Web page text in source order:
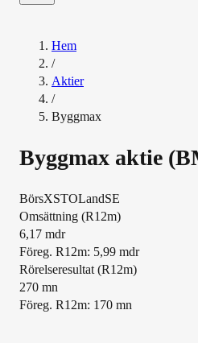
Hem
/
Aktier
/
Byggmax
Byggmax aktie (
BörsXSTOLandSE
Översikt
Omsättning (R12m)
6,17 mdr
Föreg. R12m: 5,99 mdr
Rörelseresultat (R12m)
270 mn
Föreg. R12m: 170 mn